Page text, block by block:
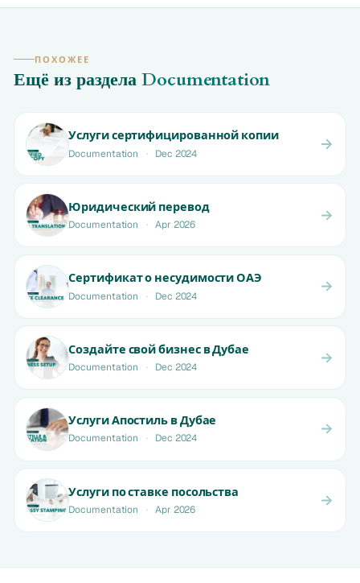
ПОХОЖЕЕ
Ещё из раздела Documentation
Услуги сертифицированной копии
Documentation · Dec 2024
Юридический перевод
Documentation · Apr 2026
Сертификат о несудимости ОАЭ
Documentation · Dec 2024
Создайте свой бизнес в Дубае
Documentation · Dec 2024
Услуги Апостиль в Дубае
Documentation · Dec 2024
Услуги по ставке посольства
Documentation · Apr 2026